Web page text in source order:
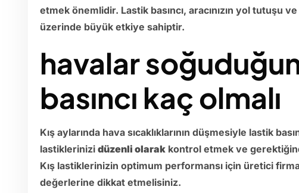
etmek önemlidir. Lastik basıncı, aracınızın yol tutuşu
üzerinde büyük etkiye sahiptir.
havalar
basıncı kaç olmalı
Kış aylarında hava sıcaklıklarının düşmesiyle lastik
lastiklerinizi düzenli olarak kontrol etmek ve
Kış lastiklerinizin optimum performansı için üretici
değerlerine dikkat etmelisiniz.